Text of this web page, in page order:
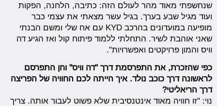
שנחשפתי מאוד מהר לעולם הזה: כתיבה, הלחנה, הפקות
ועוד מגיל שבע בערך. בגיל עשר מצאתי את עצמי כבר
מופיעה במועדונים בהרכב KYD עם אח שלי ומשם הבנתי
שאני אוהבת לשיר. התחלתי ללמוד פיתוח קול ואז הגיע דה
וויס והמון פרויקטים ואפשרויות".
כפי שהזכרת, את התפרסמת דרך "דה וויס" וחן התפרסם
לראשונה דרך כוכב נולד. איך הייתה לכם החוויה של הפריצה
דרך הריאליטי?
נוי: "זו חוויה מאוד אינטנסיבית שלא פשוט לעבור אותה. צריך